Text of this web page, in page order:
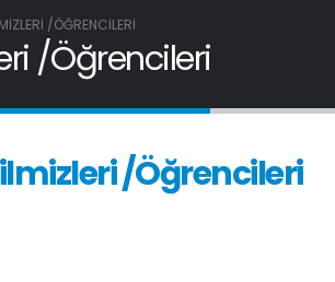
/ÖĞRENCILERI
/Öğrencileri
/Öğrencileri